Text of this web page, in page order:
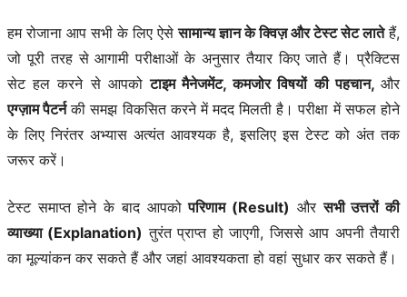
हम रोजाना आप सभी के लिए ऐसेसामान्य ज्ञान के क्विज़ और टेस्ट सेट लातेहैं,
जो पूरी तरह से आगामी परीक्षाओं के अनुसार तैयार किए जाते हैं। प्रैक्टिस
सेट हल करने से आपकोटाइम मैनेजमेंट, कमजोर विषयों की पहचान,और
एग्ज़ाम पैटर्नकी समझ विकसित करने में मदद मिलती है। परीक्षा में सफल होने
के लिए निरंतर अभ्यास अत्यंत आवश्यक है, इसलिए इस टेस्ट को अंत तक
जरूर करें।
टेस्ट समाप्त होने के बाद आपकोपरिणाम (Result) औरसभी उत्तरों की
व्याख्या (Explanation) तुरंत प्राप्त हो जाएगी, जिससे आप अपनी तैयारी
का मूल्यांकन कर सकते हैं और जहां आवश्यकता हो वहां सुधार कर सकते हैं।